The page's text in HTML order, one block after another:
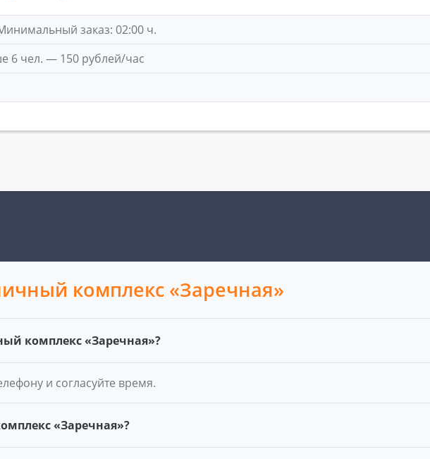
заказ: 02:00 ч.
6 чел. — 150 рублей/час
комплекс «Заречная»
комплекс «Заречная»?
и согласуйте время.
«Заречная»?